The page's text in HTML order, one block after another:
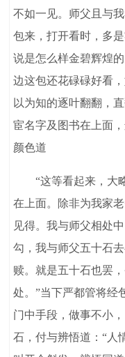
不如一见。师父且与
包来，打开看时，多
说是怎么样金碧辉煌
边这包还花碌碌好看
以为知的逐叶翻翻，
宦名字及图书在上面
颜色道
“这等看起来，大略
在上面。除非为我家
见得。我与师父相处
勾，我与师父五十石
赎。就是五十石也罢
处。”当下严都管将经
门中手段，做事不小
石，付与辨悟道：“人